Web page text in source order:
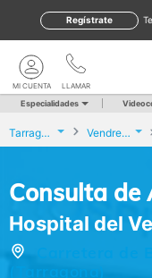
Regístrate
LLAMAR
MI CUENTA
Especialidades
Tarragona Vendrell (El)
Consulta de
Hospital del